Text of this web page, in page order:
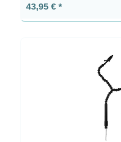
Prix régulier :
43,95 €